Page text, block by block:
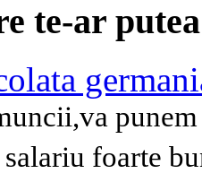
te-ar
foarte